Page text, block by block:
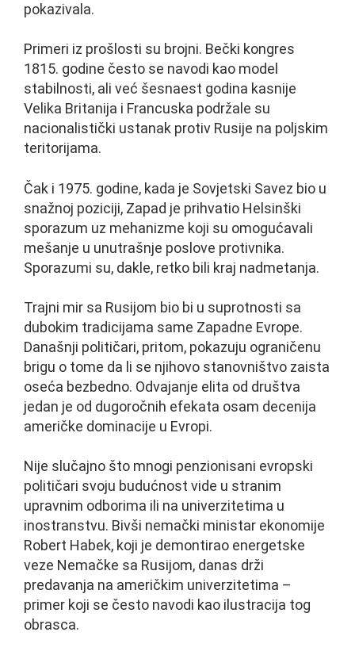
pokazivala.
Primeri iz prošlosti su brojni. Bečki kongres
1815. godine često se navodi kao model
stabilnosti, ali već šesnaest godina kasnije
Velika Britanija i Francuska podržale su
nacionalistički ustanak protiv Rusije na poljskim
teritorijama.
Čak i 1975. godine, kada je Sovjetski Savez bio u
snažnoj poziciji, Zapad je prihvatio Helsinški
sporazum uz mehanizme koji su omogućavali
mešanje u unutrašnje poslove protivnika.
Sporazumi su, dakle, retko bili kraj nadmetanja.
Trajni mir sa Rusijom bio bi u suprotnosti sa
dubokim tradicijama same Zapadne Evrope.
Današnji političari, pritom, pokazuju ograničenu
brigu o tome da li se njihovo stanovništvo zaista
oseća bezbedno. Odvajanje elita od društva
jedan je od dugoročnih efekata osam decenija
američke dominacije u Evropi.
Nije slučajno što mnogi penzionisani evropski
političari svoju budućnost vide u stranim
upravnim odborima ili na univerzitetima u
inostranstvu. Bivši nemački ministar ekonomije
Robert Habek, koji je demontirao energetske
veze Nemačke sa Rusijom, danas drži
predavanja na američkim univerzitetima –
primer koji se često navodi kao ilustracija tog
obrasca.